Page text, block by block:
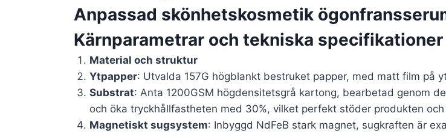
Anpassad skönhetskosmetik
Kärnparametrar och tekniska specifikationer
Material och struktur
Ytpapper: Utvalda 157G högblankt bestruket papper, med matt film på
Substrat: Anta 1200GSM högdensitetsgrå kartong, bearbetad genom
och öka tryckhållfastheten med 30%, vilket perfekt stöder produkten
Magnetiskt sugsystem: Inbyggd NdFeB stark magnet, sugkraften är